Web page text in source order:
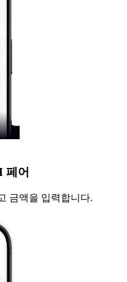
페어
금액을 입력합니다.